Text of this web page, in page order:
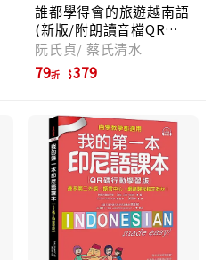
誰都學得會的旅遊越南語
(新版/附朗讀音檔QR
Code)
阮氏貞/ 蔡氏清水
79折 379